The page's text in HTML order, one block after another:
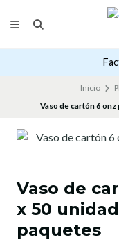
Inicio
Vaso de cartón 6
Vaso de
x 50
paquetes